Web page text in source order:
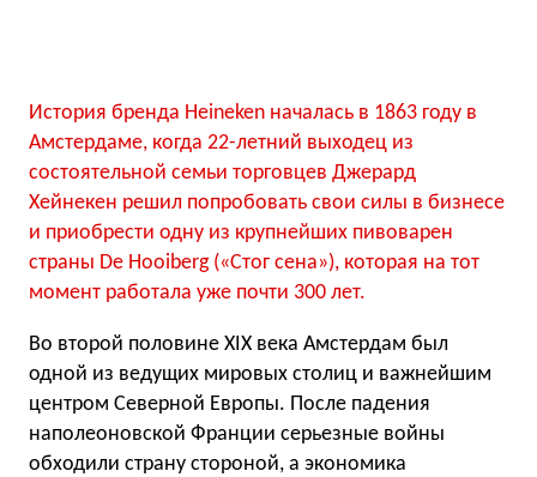
История бренда Heineken началась в 1863 году в
Амстердаме, когда 22-летний выходец из
состоятельной семьи торговцев Джерард
Хейнекен решил попробовать свои силы в бизнесе
и приобрести одну из крупнейших пивоварен
страны De Hooiberg («Стог сена»), которая на тот
момент работала уже почти 300 лет.
Во второй половине XIX века Амстердам был
одной из ведущих мировых столиц и важнейшим
центром Северной Европы. После падения
наполеоновской Франции серьезные войны
обходили страну стороной, а экономика